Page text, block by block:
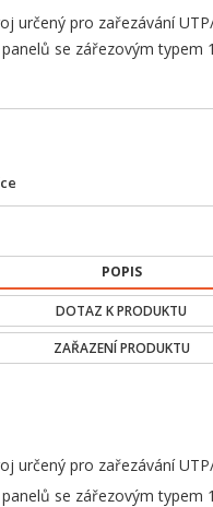
určený pro zařezávání
se zářezovým typem
POPIS
DOTAZ K PRODUKTU
ZAŘAZENÍ PRODUKTU
určený pro zařezávání
se zářezovým typem